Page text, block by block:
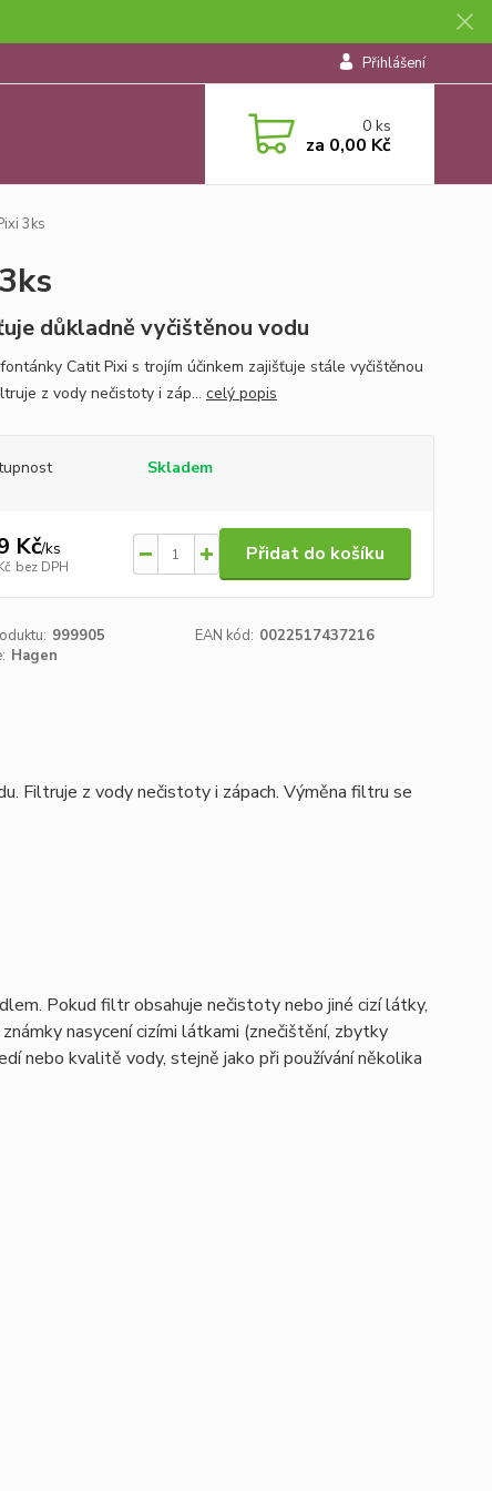
Přihlášení
0ks
za 0,00 Kč
3ks
důkladně vyčištěnou vodu
Catit Pixi s trojím účinkem zajišťuje stále vyčištěnou
z vody nečistoty i záp... celý popis
Skladem
Kč/ks
bez DPH
Přidat do košíku
999905 EAN kód: 0022517437216
Hagen
Filtruje z vody nečistoty i zápach. Výměna filtru se
Pokud filtr obsahuje nečistoty nebo jiné cizí látky,
nasycení cizími látkami (znečištění, zbytky
nebo kvalitě vody, stejně jako při používání několika